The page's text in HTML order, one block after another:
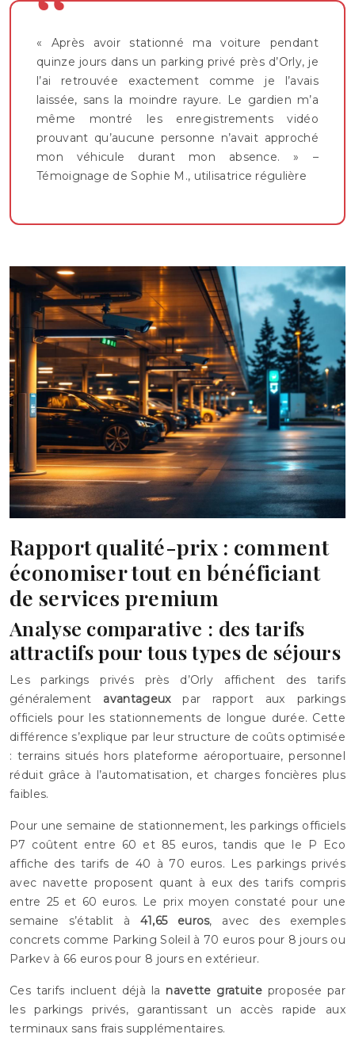
« Après avoir stationné ma voiture pendant
quinze jours dans un parking privé près d’Orly, je
l’ai retrouvée exactement comme je l’avais
laissée, sans la moindre rayure. Le gardien m’a
même montré les enregistrements vidéo
prouvant qu’aucune personne n’avait approché
mon véhicule durant mon absence. » –
Témoignage de Sophie M., utilisatrice régulière
Rapport qualité-prix : comment
économiser tout en bénéficiant
de services premium
Analyse comparative : des tarifs
attractifs pour tous types de séjours
Les parkings privés près d’Orly affichent des tarifs
généralement avantageuxpar rapport aux parkings
officiels pour les stationnements de longue durée. Cette
différence s’explique par leur structure de coûts optimisée
: terrains situés hors plateforme aéroportuaire, personnel
réduit grâce à l’automatisation, et charges foncières plus
faibles.
Pour une semaine de stationnement, les parkings officiels
P7 coûtent entre 60 et 85 euros, tandis que le P Eco
affiche des tarifs de 40 à 70 euros. Les parkings privés
avec navette proposent quant à eux des tarifs compris
entre 25 et 60 euros. Le prix moyen constaté pour une
semaine s’établit à 41,65 euros, avec des exemples
concrets comme Parking Soleil à 70 euros pour 8 jours ou
Parkev à 66 euros pour 8 jours en extérieur.
Ces tarifs incluent déjà la navette gratuiteproposée par
les parkings privés, garantissant un accès rapide aux
terminaux sans frais supplémentaires.